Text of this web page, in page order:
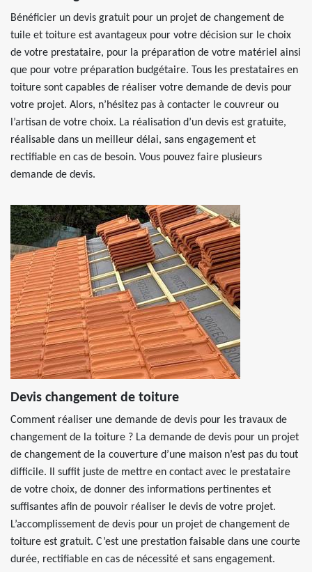
Bénéficier un devis gratuit pour un projet de changement de
tuile et toiture est avantageux pour votre décision sur le choix
de votre prestataire, pour la préparation de votre matériel ainsi
que pour votre préparation budgétaire. Tous les prestataires en
toiture sont capables de réaliser votre demande de devis pour
votre projet. Alors, n’hésitez pas à contacter le couvreur ou
l’artisan de votre choix. La réalisation d’un devis est gratuite,
réalisable dans un meilleur délai, sans engagement et
rectifiable en cas de besoin. Vous pouvez faire plusieurs
demande de devis.
Devis changement de toiture
Comment réaliser une demande de devis pour les travaux de
changement de la toiture ? La demande de devis pour un projet
de changement de la couverture d’une maison n’est pas du tout
difficile. Il suffit juste de mettre en contact avec le prestataire
de votre choix, de donner des informations pertinentes et
suffisantes afin de pouvoir réaliser le devis de votre projet.
L’accomplissement de devis pour un projet de changement de
toiture est gratuit. C’est une prestation faisable dans une courte
durée, rectifiable en cas de nécessité et sans engagement.